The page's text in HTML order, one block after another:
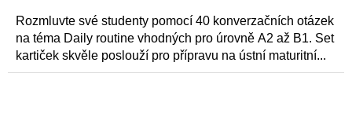
Rozmluvte své studenty pomocí 40 konverzačních otázek
na téma Daily routine vhodných pro úrovně A2 až B1. Set
kartiček skvěle poslouží pro přípravu na ústní maturitní...